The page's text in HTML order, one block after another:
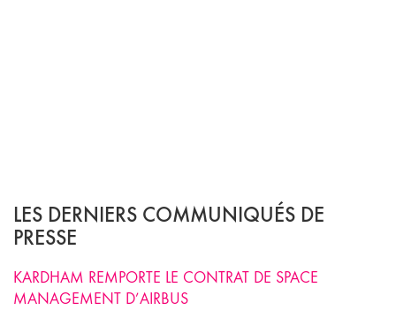
LES DERNIERS COMMUNIQUÉS DE
PRESSE
KARDHAM REMPORTE LE CONTRAT DE SPACE
MANAGEMENT D’AIRBUS